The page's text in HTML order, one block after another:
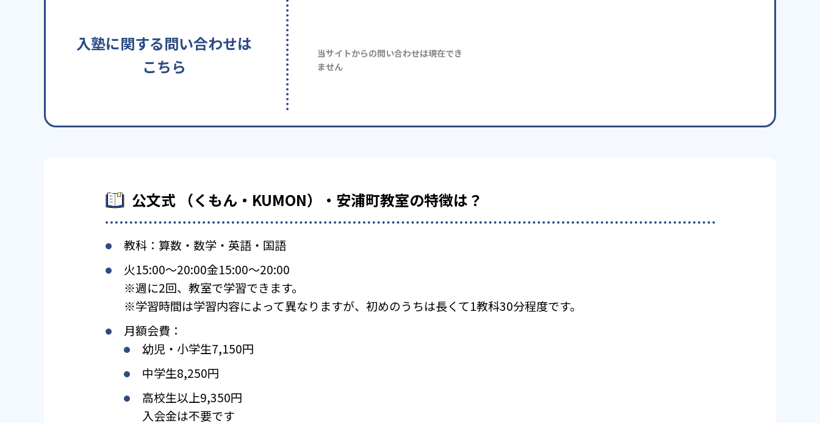
入塾に関する問い合わせは
こちら
当サイトからの問い合わせは現在でき
ません
公文式 （くもん・KUMON）・安浦町教室の特徴は？
教科：算数・数学・英語・国語
火15:00〜20:00金15:00〜20:00
※週に2回、教室で学習できます。
※学習時間は学習内容によって異なりますが、初めのうちは長くて1教科30分程度です。
月額会費：
幼児・小学生7,150円
中学生8,250円
高校生以上9,350円
入会金は不要です